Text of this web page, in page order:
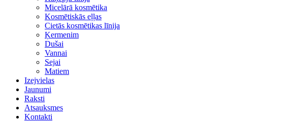
Micelārā kosmētika
Kosmētiskās eļļas
Cietās kosmētikas līnija
Ķermenim
Dušai
Vannai
Sejai
Matiem
Izejvielas
Jaunumi
Raksti
Atsauksmes
Kontakti